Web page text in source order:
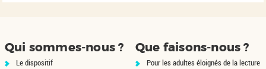
pour parler français. Les
réfugiés de guer...
Qui sommes-nous ?
Le dispositif
Que faisons-nous ?
Pour les adultes éloignés de la lecture